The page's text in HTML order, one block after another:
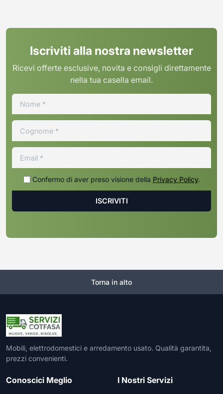
Iscriviti alla nostra newsletter
Ricevi offerte esclusive, novita e consigli direttamente
nella tua casella email.
Confermo di aver preso visione della Privacy Policy.
Torna in alto
Mobili, elettrodomestici e arredamento usato. Qualità garantita,
prezzi convenienti.
Conoscici Meglio I Nostri Servizi